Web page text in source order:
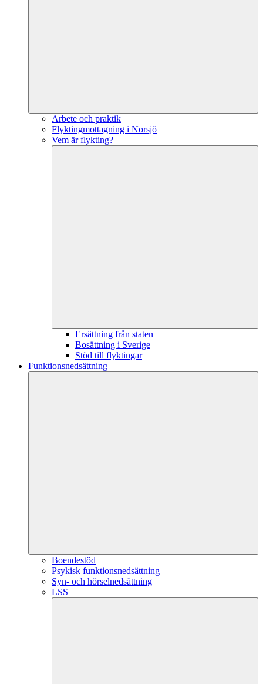
Arbete och praktik
Flyktingmottagning i Norsjö
Vem är flykting?
Ersättning från staten
Bosättning i Sverige
Stöd till flyktingar
Funktionsnedsättning
Boendestöd
Psykisk funktionsnedsättning
Syn- och hörselnedsättning
LSS